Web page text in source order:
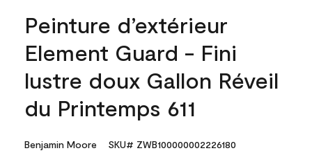
Peinture d’extérieur
Element Guard - Fini
lustre doux Gallon Réveil
du Printemps 611
Benjamin Moore SKU# ZWB100000002226180